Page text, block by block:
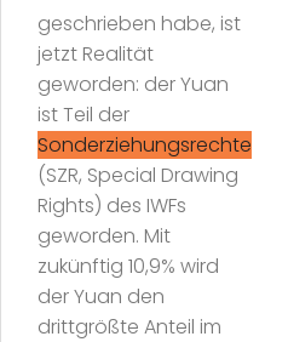
geschrieben habe, ist
jetzt Realität
geworden: der Yuan
ist Teil der
Sonderziehungsrechte
(SZR, Special Drawing
Rights) des IWFs
geworden. Mit
zukünftig 10,9% wird
der Yuan den
drittgrößte Anteil im